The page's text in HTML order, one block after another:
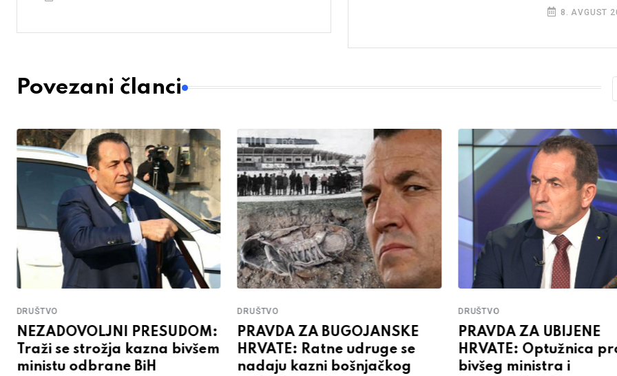
8. AVGUST
Povezani članci
DRUŠTVO
NEZADOVOLJNI PRESUDOM:
Traži se strožja kazna bivšem
ministu odbrane BiH
DRUŠTVO
PRAVDA ZA BUGOJANSKE
HRVATE: Ratne udruge se
nadaju kazni bošnjačkog
DRUŠTVO
PRAVDA ZA UBIJENE
HRVATE: Optužnica
bivšeg ministra i